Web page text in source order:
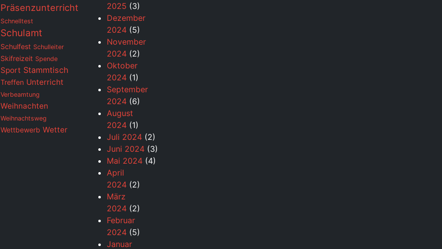
Präsenzunterricht
Schnelltest
Schulamt
Schulfest Schulleiter
Skifreizeit Spende
Sport Stammtisch
Treffen Unterricht
Verbeamtung
Weihnachten
Weihnachtsweg
Wettbewerb Wetter
2025 (3)
Dezember
2024(5)
November
2024(2)
Oktober
2024(1)
September
2024(6)
August
2024(1)
Juli 2024(2)
Juni 2024(3)
Mai 2024(4)
April
2024(2)
März
2024(2)
Februar
2024(5)
Januar